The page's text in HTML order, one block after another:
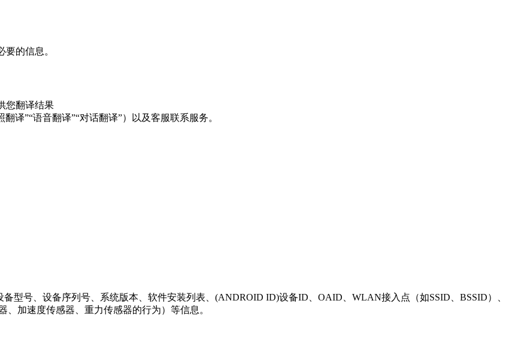
的信息。
您翻译结果
翻译”“语音翻译”“对话翻译”）以及客服联系服务。
型号、设备序列号、系统版本、软件安装列表、 (ANDROID ID)设备ID OAID WLAN接入点（如SSID BSSID）、
、加速度传感器、重力传感器的行为）等信息。